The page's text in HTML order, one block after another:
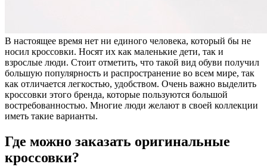
В настоящее время нет ни единого человека, который бы не
носил кроссовки. Носят их как маленькие дети, так и
взрослые люди. Стоит отметить, что такой вид обуви получил
большую популярность и распространение во всем мире, так
как отличается легкостью, удобством. Очень важно выделить
кроссовки этого бренда, которые пользуются большой
востребованностью. Многие люди желают в своей коллекции
иметь такие варианты.
Где можно заказать оригинальные
кроссовки?